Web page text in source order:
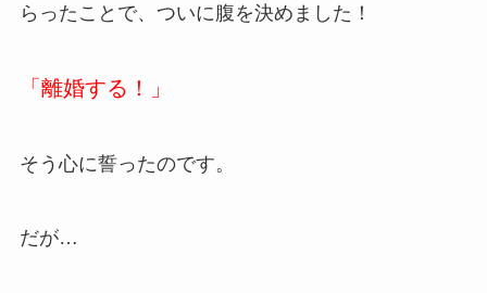
らったことで、ついに腹を決めました！
「離婚する！」
そう心に誓ったのです。
だが…